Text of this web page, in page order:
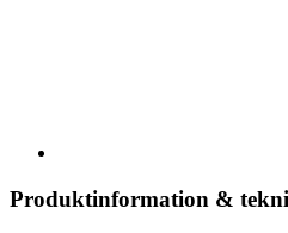
Produktinformation &